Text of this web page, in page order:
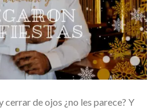
cerrar de ojos ¿no les parece? Y